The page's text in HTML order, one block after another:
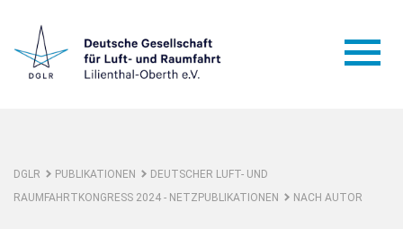
DGLR PUBLIKATIONEN
DEUTSCHER LUFT- UND
RAUMFAHRTKONGRESS 2024 - NETZPUBLIKATIONEN
NACH AUTOR